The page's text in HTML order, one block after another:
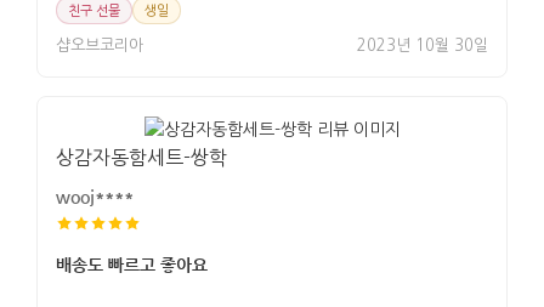
친구 선물 생일
샵오브코리아 2023년 10월 30일
상감자동함세트-쌍학
wooj****
배송도 빠르고 좋아요